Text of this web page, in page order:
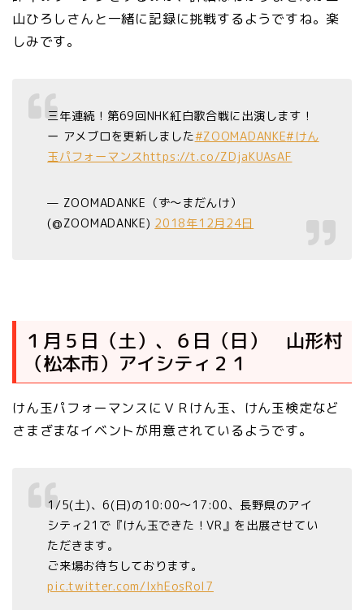
山ひろしさんと一緒に記録に挑戦するようですね。楽
しみです。
三年連続！第69回NHK紅白歌合戦に出演します！
ー アメブロを更新しました#ZOOMADANKE#けん
玉パフォーマンスhttps://t.co/ZDjaKUAsAF
— ZOOMADANKE（ず～まだんけ）
(@ZOOMADANKE) 2018年12月24日
１月５日（土）、６日（日） 山形村
（松本市）アイシティ２１
けん玉パフォーマンスにＶＲけん玉、けん玉検定など
さまざまなイベントが用意されているようです。
1/5(土)、6(日)の10:00～17:00、長野県のアイ
シティ21で『けん玉できた！VR』を出展させてい
ただきます。
ご来場お待ちしております。
pic.twitter.com/IxhEosRoI7